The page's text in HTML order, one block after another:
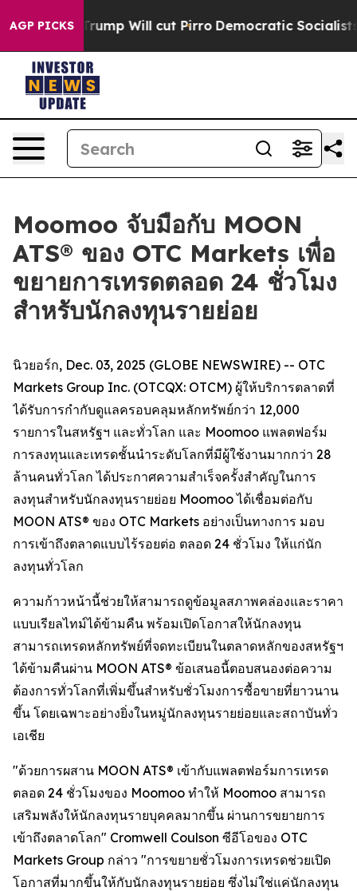
AGP PICKSTrump Will cut Pirro Democratic Socialists of
Moomoo จับมือกับ MOON
ATS® ของ OTC Markets เพื่อ
ขยายการเทรดตลอด 24 ชั่วโมง
สำหรับนักลงทุนรายย่อย
นิวยอร์ก, Dec. 03, 2025 (GLOBE NEWSWIRE) -- OTC
Markets Group Inc. (OTCQX: OTCM) ผู้ให้บริการตลาดที่
ได้รับการกำกับดูแลครอบคลุมหลักทรัพย์กว่า 12,000
รายการในสหรัฐฯ และทั่วโลก และ Moomoo แพลตฟอร์ม
การลงทุนและเทรดชั้นนำระดับโลกที่มีผู้ใช้งานมากกว่า 28
ล้านคนทั่วโลก ได้ประกาศความสำเร็จครั้งสำคัญในการ
ลงทุนสำหรับนักลงทุนรายย่อย Moomoo ได้เชื่อมต่อกับ
MOON ATS® ของ OTC Markets อย่างเป็นทางการ มอบ
การเข้าถึงตลาดแบบไร้รอยต่อ ตลอด 24 ชั่วโมง ให้แก่นัก
ลงทุนทั่วโลก
ความก้าวหน้านี้ช่วยให้สามารถดูข้อมูลสภาพคล่องและราคา
แบบเรียลไทม์ได้ข้ามคืน พร้อมเปิดโอกาสให้นักลงทุน
สามารถเทรดหลักทรัพย์ที่จดทะเบียนในตลาดหลักของสหรัฐฯ
ได้ข้ามคืนผ่าน MOON ATS® ข้อเสนอนี้ตอบสนองต่อความ
ต้องการทั่วโลกที่เพิ่มขึ้นสำหรับชั่วโมงการซื้อขายที่ยาวนาน
ขึ้น โดยเฉพาะอย่างยิ่งในหมู่นักลงทุนรายย่อยและสถาบันทั่ว
เอเชีย
"ด้วยการผสาน MOON ATS® เข้ากับแพลตฟอร์มการเทรด
ตลอด 24 ชั่วโมงของ Moomoo ทำให้ Moomoo สามารถ
เสริมพลังให้นักลงทุนรายบุคคลมากขึ้น ผ่านการขยายการ
เข้าถึงตลาดโลก" Cromwell Coulson ซีอีโอของ OTC
Markets Group กล่าว "การขยายชั่วโมงการเทรดช่วยเปิด
โอกาสที่มากขึ้นให้กับนักลงทุนรายย่อย ซึ่งไม่ใช่แค่นักลงทุน